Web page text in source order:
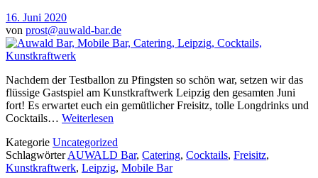
16. Juni 2020
von prost@auwald-bar.de
Nachdem der Testballon zu Pfingsten so schön war, setzen wir das
flüssige Gastspiel am Kunstkraftwerk Leipzig den gesamten Juni
fort! Es erwartet euch ein gemütlicher Freisitz, tolle Longdrinks und
Cocktails… Weiterlesen
Kategorie Uncategorized
SchlagwörterAUWALD Bar, Catering, Cocktails, Freisitz,
Kunstkraftwerk, Leipzig, Mobile Bar